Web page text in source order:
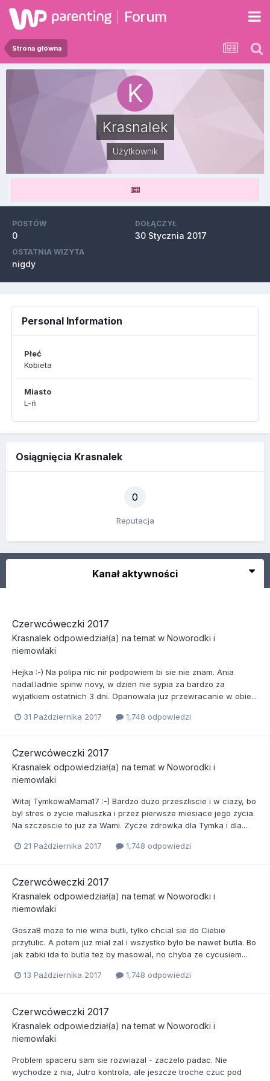
Forum
Strona główna
Krasnalek
Użytkownik
POSTÓW
0
DOŁĄCZYŁ
30 Stycznia 2017
OSTATNIA WIZYTA
nigdy
Personal Information
Płeć
Kobieta
Miasto
L-ń
Osiągnięcia Krasnalek
0
Reputacja
Kanał aktywności
Czerwcóweczki 2017
Krasnalek odpowiedział(a) na temat w Noworodki i
niemowlaki
Hejka :-) Na polipa nic nir podpowiem bi sie nie znam. Ania
nadal.ladnie spinw novy, w dzien nie sypia za bardzo za
wyjatkiem ostatnich 3 dni. Opanowala juz przewracanie w obie...
31 Października 2017 1,748 odpowiedzi
Czerwcóweczki 2017
Krasnalek odpowiedział(a) na temat w Noworodki i
niemowlaki
Witaj TymkowaMama17 :-) Bardzo duzo przeszliscie i w ciazy, bo
byl stres o zycie maluszka i przez pierwsze miesiace jego zycia.
Na szczescie to juz za Wami. Zycze zdrowka dla Tymka i dla...
21 Października 2017 1,748 odpowiedzi
Czerwcóweczki 2017
Krasnalek odpowiedział(a) na temat w Noworodki i
niemowlaki
GoszaB moze to nie wina butli, tylko chcial sie do Ciebie
przytulic. A potem juz mial zal i wszystko bylo be nawet butla. Bo
jak zabki ida to butla tez by masowal, no chyba ze cycusiem...
13 Października 2017 1,748 odpowiedzi
Czerwcóweczki 2017
Krasnalek odpowiedział(a) na temat w Noworodki i
niemowlaki
Problem spaceru sam sie rozwiazal - zaczelo padac. Nie
wychodze z nia, Jutro kontrola, ale jeszcze troche czuc pod